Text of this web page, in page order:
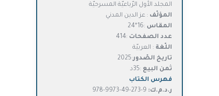
د.ت35,000.
د.ت28,000.
المجلد الأول الرّباعيّة المسرحيّة
المؤلّف : عز الدين المدني
المقاس :16*24
عدد الصفحات :414
اللّغة : العربيّة
تاريخ الصّدور:2025
ثمن البيع :35د
فهرس الكتاب
ر.د.م.ك: